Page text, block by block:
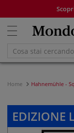
Home Hahnemühle -
EDIZIONE